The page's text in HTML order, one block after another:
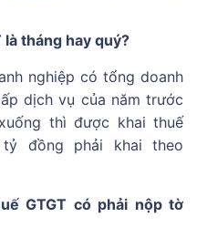
là tháng hay quý?
nghiệp có tổng doanh
dịch vụ của năm trước
thì được khai thuế
tỷ đồng phải khai theo
GTGT có phải nộp tờ